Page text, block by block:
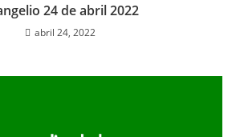
24 de abril 2022
abril 24, 2022